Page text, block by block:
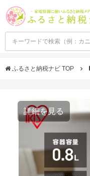
ふるさと納税ナビ TOP
詳細を見る